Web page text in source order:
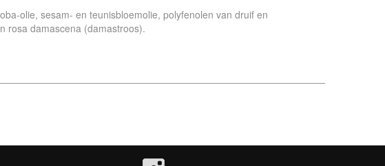
olie, sesam- en teunisbloemolie, polyfenolen van druif en
rosa damascena (damastroos).